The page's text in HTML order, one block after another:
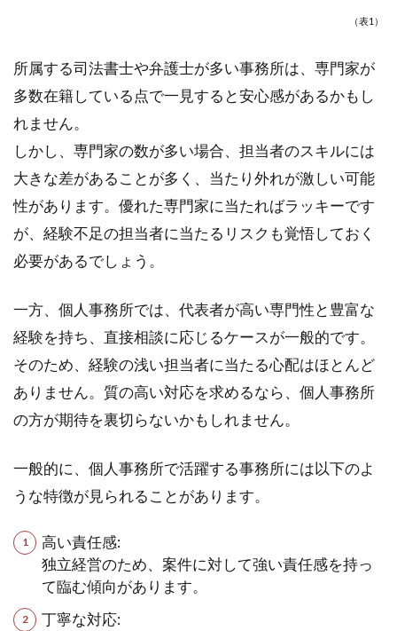
（表1）
所属する司法書士や弁護士が多い事務所は、専門家が
多数在籍している点で一見すると安心感があるかもし
れません。
しかし、専門家の数が多い場合、担当者のスキルには
大きな差があることが多く、当たり外れが激しい可能
性があります。優れた専門家に当たればラッキーです
が、経験不足の担当者に当たるリスクも覚悟しておく
必要があるでしょう。
一方、個人事務所では、代表者が高い専門性と豊富な
経験を持ち、直接相談に応じるケースが一般的です。
そのため、経験の浅い担当者に当たる心配はほとんど
ありません。質の高い対応を求めるなら、個人事務所
の方が期待を裏切らないかもしれません。
一般的に、個人事務所で活躍する事務所には以下のよ
うな特徴が見られることがあります。
高い責任感:
独立経営のため、案件に対して強い責任感を持っ
て臨む傾向があります。
丁寧な対応: